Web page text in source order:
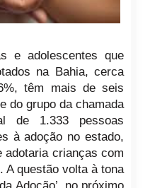
e adolescentes que
na Bahia, cerca
têm mais de seis
do grupo da chamada
de 1.333 pessoas
à adoção no estado,
adotaria crianças com
A questão volta à tona